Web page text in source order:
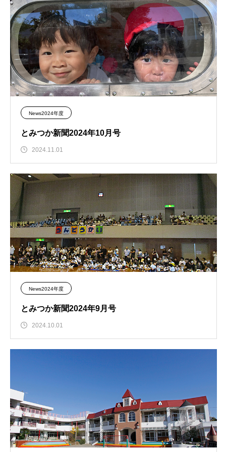
News2024年度
とみつか新聞2024年10月号
2024.11.01
News2024年度
とみつか新聞2024年9月号
2024.10.01